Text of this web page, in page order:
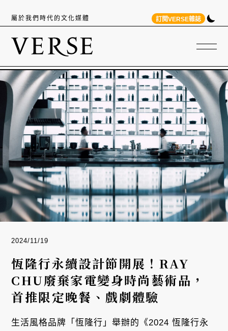
屬於我們時代的文化媒體 訂閱VERSE雜誌
2024/11/19
恆隆行永續設計節開展！RAY
CHU廢棄家電變身時尚藝術品，
首推限定晚餐、戲劇體驗
生活風格品牌「恆隆行」舉辦的《2024 恆隆行永